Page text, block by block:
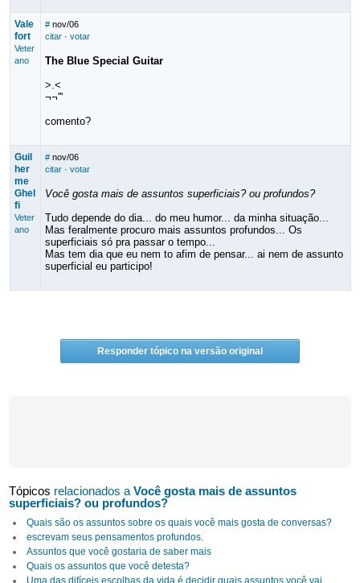
Vale
fort
Veter
ano
# nov/06
citar· votar
The Blue Special Guitar
>.<
¬¬'''
comento?
Guil
her
me
Ghel
fi
Veter
ano
# nov/06
citar· votar
Você gosta mais de assuntos superficiais? ou profundos?
Tudo depende do dia... do meu humor... da minha situação...
Mas feralmente procuro mais assuntos profundos... Os
superficiais só pra passar o tempo...
Mas tem dia que eu nem to afim de pensar... ai nem de assunto
superficial eu participo!
Responder tópico na versão original
Tópicos relacionados aVocê gosta mais de assuntos
superficiais? ou profundos?
Quais são os assuntos sobre os quais você mais gosta de conversas?
escrevam seus pensamentos profundos.
Assuntos que você gostaria de saber mais
Quais os assuntos que você detesta?
Uma das difíceis escolhas da vida é decidir quais assuntos você vai